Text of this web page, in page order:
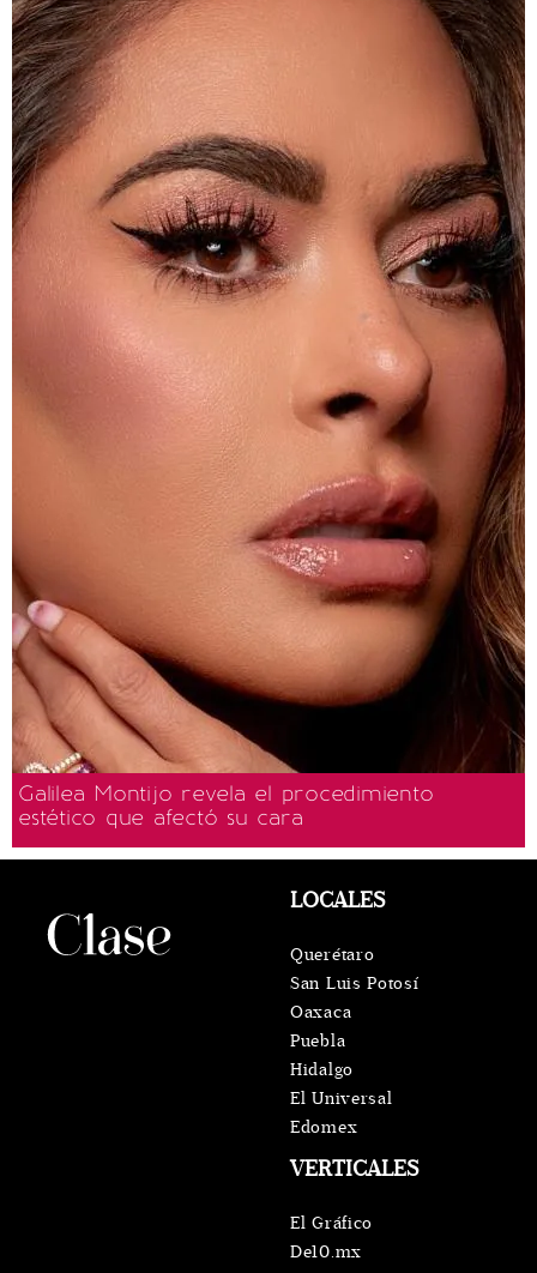
Galilea Montijo revela el procedimiento
estético que afectó su cara
VERTICALES
El Gráfico
De10.mx
LOCALES
Querétaro
San Luis Potosí
Oaxaca
Puebla
Hidalgo
El Universal
Edomex